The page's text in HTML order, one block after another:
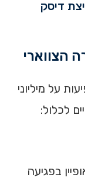
דיסק
הצווארי
על מיליוני
לכלול:‏
בפגיעה